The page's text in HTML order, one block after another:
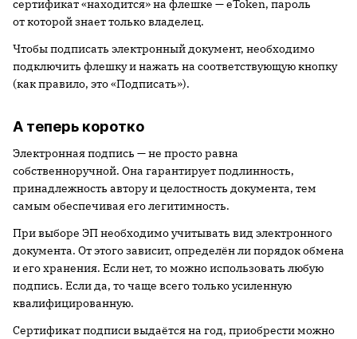
сертификат «находится» на флешке — eToken, пароль
от которой знает только владелец.
Чтобы подписать электронный документ, необходимо
подключить флешку и нажать на соответствующую кнопку
(как правило, это «Подписать»).
А теперь коротко
Электронная подпись — не просто равна
собственноручной. Она гарантирует подлинность,
принадлежность автору и целостность документа, тем
самым обеспечивая его легитимность.
При выборе ЭП необходимо учитывать вид электронного
документа. От этого зависит, определён ли порядок обмена
и его хранения. Если нет, то можно использовать любую
подпись. Если да, то чаще всего только усиленную
квалифицированную.
Сертификат подписи выдаётся на год, приобрести можно